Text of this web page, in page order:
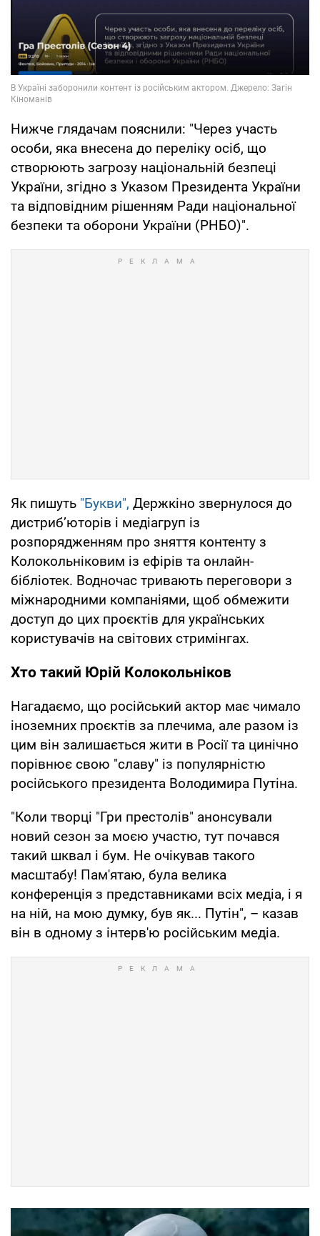
Нижче глядачам пояснили: "Через участь
особи, яка внесена до переліку осіб, що
створюють загрозу національній безпеці
України, згідно з Указом Президента України
та відповідним рішенням Ради національної
безпеки та оборони України (РНБО)".
Як пишуть "Букви", Держкіно звернулося до
дистриб’юторів і медіагруп із
розпорядженням про зняття контенту з
Колокольніковим із ефірів та онлайн-
бібліотек. Водночас тривають переговори з
міжнародними компаніями, щоб обмежити
доступ до цих проєктів для українських
користувачів на світових стримінгах.
Хто такий Юрій Колокольніков
Нагадаємо, що російський актор має чимало
іноземних проєктів за плечима, але разом із
цим він залишається жити в Росії та цинічно
порівнює свою "славу" із популярністю
російського президента Володимира Путіна.
"Коли творці "Гри престолів" анонсували
новий сезон за моєю участю, тут почався
такий шквал і бум. Не очікував такого
масштабу! Пам'ятаю, була велика
конференція з представниками всіх медіа, і я
на ній, на мою думку, був як... Путін", – казав
він в одному з інтерв'ю російським медіа.